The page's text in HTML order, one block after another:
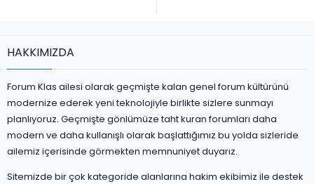
HAKKIMIZDA
Forum Klas ailesi olarak geçmişte kalan genel forum kültürünü
modernize ederek yeni teknolojiyle birlikte sizlere sunmayı
planlıyoruz. Geçmişte gönlümüze taht kuran forumları daha
modern ve daha kullanışlı olarak başlattığımız bu yolda sizleride
ailemiz içerisinde görmekten memnuniyet duyarız.
Sitemizde bir çok kategoride alanlarına hakim ekibimiz ile destek